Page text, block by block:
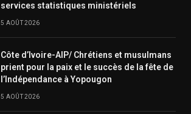
services statistiques ministériels
5 AOÛT 2026
Côte d’Ivoire-AIP/ Chrétiens et musulmans
prient pour la paix et le succès de la fête de
l’Indépendance à Yopougon
5 AOÛT 2026